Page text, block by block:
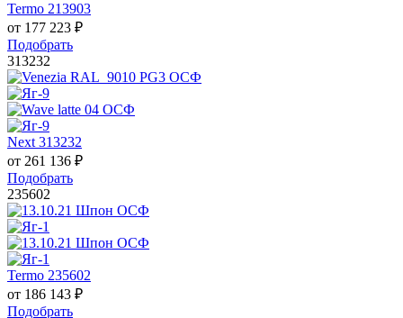
Termo 213903
от 177 223 ₽
Подобрать
313232
Next 313232
от 261 136 ₽
Подобрать
235602
Termo 235602
от 186 143 ₽
Подобрать